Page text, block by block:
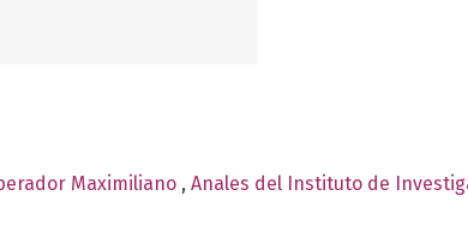
Maximiliano , Anales del Instituto de